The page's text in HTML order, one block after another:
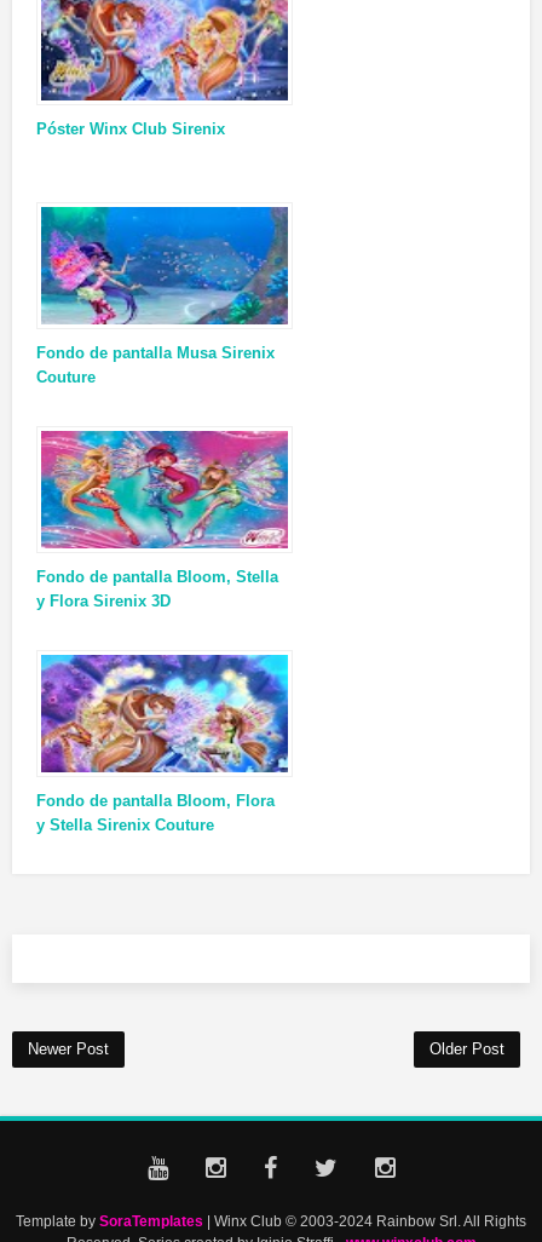
Póster Winx Club Sirenix
Fondo de pantalla Musa Sirenix
Couture
Fondo de pantalla Bloom, Stella
y Flora Sirenix 3D
Fondo de pantalla Bloom, Flora
y Stella Sirenix Couture
Newer Post Older Post
Template by SoraTemplates | Winx Club © 2003-2024 Rainbow Srl. All Rights